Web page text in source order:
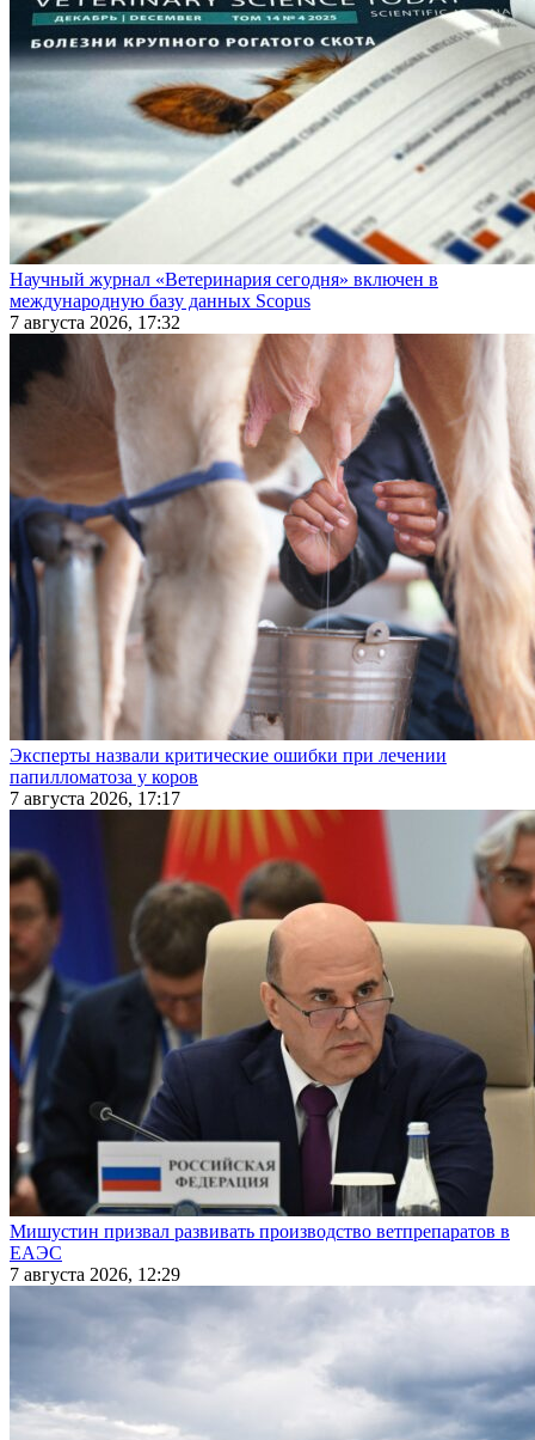
Научный журнал «Ветеринария сегодня» включен в
международную базу данных Scopus
7 августа 2026, 17:32
Эксперты назвали критические ошибки при лечении
папилломатоза у коров
7 августа 2026, 17:17
Мишустин призвал развивать производство ветпрепаратов в
ЕАЭС
7 августа 2026, 12:29